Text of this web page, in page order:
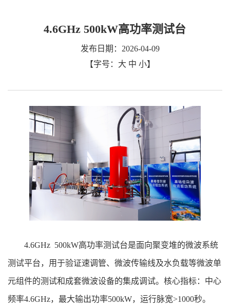
4.6GHz 500kW高功率测试台
发布日期：2026-04-09
【字号： 大 中 小】
4.6GHz 500kW高功率测试台是面向聚变堆的微波系统
测试平台，用于验证速调管、微波传输线及水负载等微波单
元组件的测试和成套微波设备的集成调试。核心指标：中心
频率4.6GHz，最大输出功率500kW，运行脉宽>1000秒。